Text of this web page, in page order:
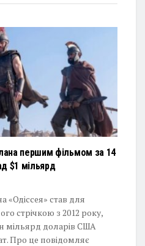
першим фільмом за 14
$1 мільярд
«Одіссея» став для
стрічкою з 2012 року,
мільярд доларів США
Про це повідомляє